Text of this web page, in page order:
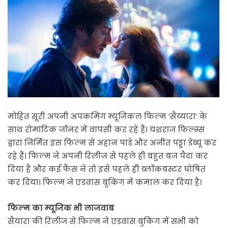
मोहित सूरी अपनी अपकमिंग म्यूजिकल फिल्म ‘सैय्यारा’ के
साथ रोमांटिक जॉनर में वापसी कर रहे हैं। यशराज फिल्म्स
द्वारा निर्मित इस फिल्म से अहान पांडे और अनीत पड्डा डेब्यू कर
रहे हैं। फिल्म ने अपनी रिलीज से पहले ही बहुत बज पैदा कर
दिया है और कई फैंस ने तो इसे पहले ही ब्लॉकबस्टर घोषित
कर दिया। फिल्म ने एडवांस बुकिंग में कमाल कर दिया है।
फिल्म का म्यूजिक भी लाजवाब
सैयारा की रिलीज से फिल्म ने एडवांस बुकिंग में सभी को